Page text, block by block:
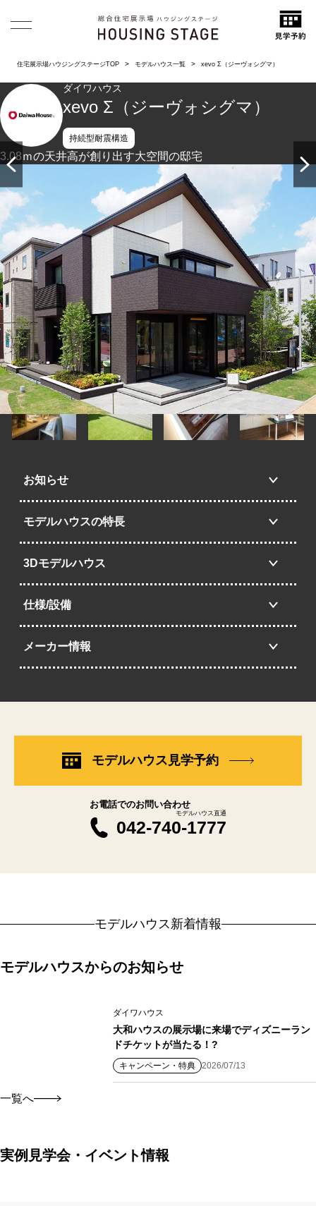
住宅展示場ハウジングステージTOP モデルハウス一覧 xevo Σ（ジーヴォシグマ）
ダイワハウス
xevo Σ（ジーヴォシグマ）
持続型耐震構造
3.08ｍの天井高が創り出す大空間の邸宅
アクセントにタイルを貼り分けた、スタイリッシュな外観で
す。
お知らせ
モデルハウスの特長
3Dモデルハウス
仕様/設備
メーカー情報
モデルハウス見学予約
お電話でのお問い合わせ
042-740-1777
モデルハウス直通
モデルハウス新着情報
モデルハウスからのお知らせ
ダイワハウス
大和ハウスの展示場に来場でディズニーラン
ドチケットが当たる！?
キャンペーン・特典 2026/07/13
一覧へ
実例見学会・イベント情報